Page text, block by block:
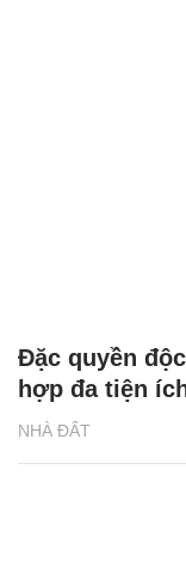
NHÀ ĐẤT
Đặc quyền
hợp đa tiện